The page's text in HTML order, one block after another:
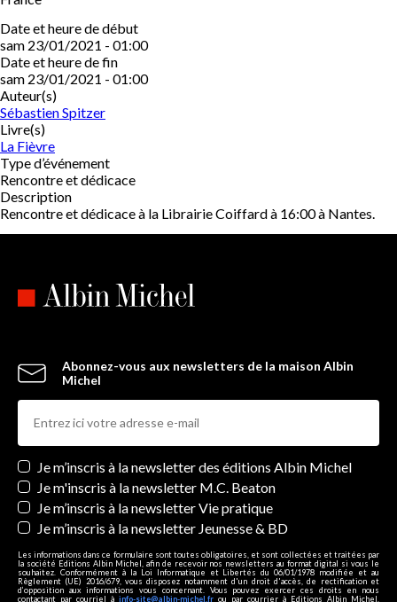
Date et heure de début
sam 23/01/2021 - 01:00
Date et heure de fin
sam 23/01/2021 - 01:00
Auteur(s)
Sébastien Spitzer
Livre(s)
La Fièvre
Type d’événement
Rencontre et dédicace
Description
Rencontre et dédicace à la Librairie Coiffard à 16:00 à Nantes.
Abonnez-vous aux newsletters de la maison Albin
Michel
Newsletters
Je m’inscris à la newsletter des éditions Albin Michel
Je m'inscris à la newsletter M.C. Beaton
Je m’inscris à la newsletter Vie pratique
Je m’inscris à la newsletter Jeunesse & BD
Les informations dans ce formulaire sont toutes obligatoires, et sont collectées et traitées par
la société Editions Albin Michel, afin de recevoir nos newsletters au format digital si vous le
souhaitez. Conformément à la Loi Informatique et Libertés du 06/01/1978 modifiée et au
Règlement (UE) 2016/679, vous disposez notamment d'un droit d'accès, de rectification et
d’opposition aux informations vous concernant. Vous pouvez exercer ces droits en nous
contactant par courriel à info-site@albin-michel.fr ou par courrier à Editions Albin Michel,